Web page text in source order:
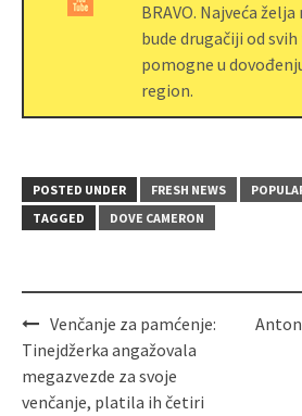
BRAVO. Najveća
bude drugačiji od
pomogne u
region.
POSTED UNDER FRESH NEWS
TAGGED
DOVE CAMERON
Venčanje za pamćenje:
Tinejdžerka angažovala
megazvezde za svoje
venčanje, platila ih četiri